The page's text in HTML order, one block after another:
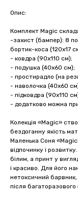
Опис:
Комплект Magic
-захист (бампер): 8
бортик-коса (120х17
- ковдра (90х110 см);
- подушка (40х60 см);
- простирадло (на
- наволочка (40х60
- підковдра (90х110
- додатково можна
Колекція «Magic»
бездоганну якість
Маленька Соня
відпочинку і
білим, а принт у
і красиво. Для його
нетоксичний
після багаторазового